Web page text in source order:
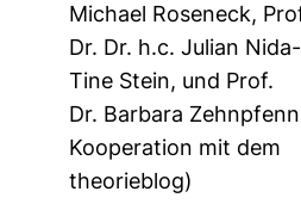
Michael Roseneck,
Dr. Dr. h.c. Julian
Tine Stein, und Prof.
Dr. Barbara
Kooperation mit dem
theorieblog)